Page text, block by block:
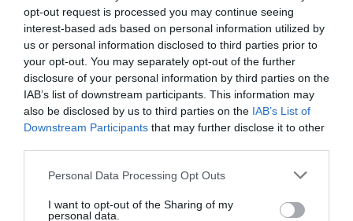
opt-out request is processed you may continue seeing
interest-based ads based on personal information utilized by
us or personal information disclosed to third parties prior to
your opt-out. You may separately opt-out of the further
disclosure of your personal information by third parties on the
IAB’s list of downstream participants. This information may
also be disclosed by us to third parties on the IAB’s List of
Downstream Participants that may further disclose it to other
Personal Data Processing Opt Outs
I want to opt-out of the Sharing of my
personal data.